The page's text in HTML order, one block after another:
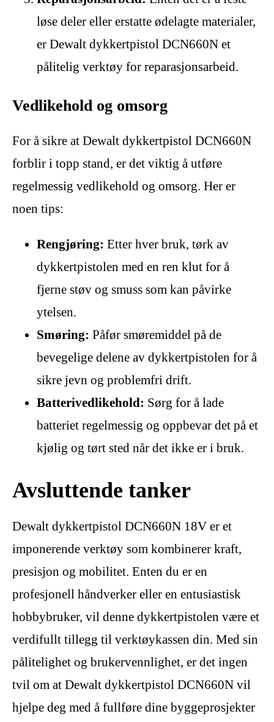
løse deler eller erstatte ødelagte materialer,
er Dewalt dykkertpistol DCN660N et
pålitelig verktøy for reparasjonsarbeid.
Vedlikehold og omsorg
For å sikre at Dewalt dykkertpistol DCN660N
forblir i topp stand, er det viktig å utføre
regelmessig vedlikehold og omsorg. Her er
noen tips:
Rengjøring: Etter hver bruk, tørk av
dykkertpistolen med en ren klut for å
fjerne støv og smuss som kan påvirke
ytelsen.
Smøring: Påfør smøremiddel på de
bevegelige delene av dykkertpistolen for å
sikre jevn og problemfri drift.
Batterivedlikehold: Sørg for å lade
batteriet regelmessig og oppbevar det på et
kjølig og tørt sted når det ikke er i bruk.
Avsluttende tanker
Dewalt dykkertpistol DCN660N 18V er et
imponerende verktøy som kombinerer kraft,
presisjon og mobilitet. Enten du er en
profesjonell håndverker eller en entusiastisk
hobbybruker, vil denne dykkertpistolen være et
verdifullt tillegg til verktøykassen din. Med sin
pålitelighet og brukervennlighet, er det ingen
tvil om at Dewalt dykkertpistol DCN660N vil
hjelpe deg med å fullføre dine byggeprosjekter